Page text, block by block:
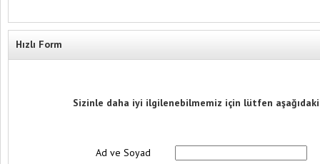
Hızlı Form
Sizinle daha iyi ilgilenebilmemiz için lütfen
Ad ve Soyad